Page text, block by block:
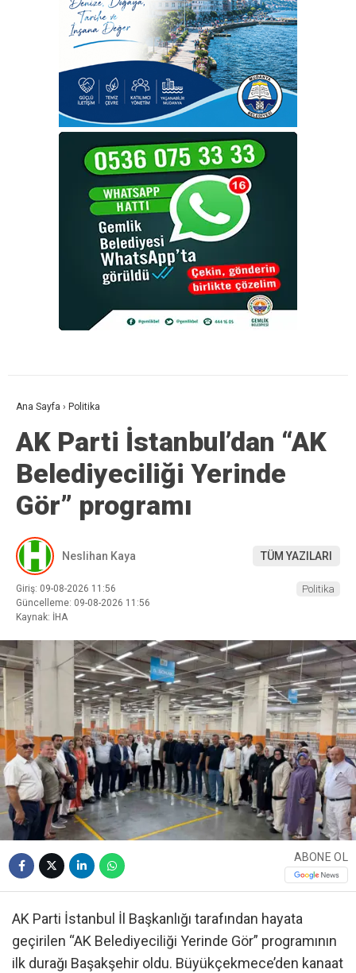
Ana Sayfa › Politika
AK Parti İstanbul’dan “AK
Belediyeciliği Yerinde
Gör” programı
Neslihan Kaya TÜM YAZILARI
Giriş: 09-08-2026 11:56
Güncelleme: 09-08-2026 11:56
Kaynak: İHA
Politika
ABONE OL
AK Parti İstanbul İl Başkanlığı tarafından hayata
geçirilen “AK Belediyeciliği Yerinde Gör” programının
ilk durağı Başakşehir oldu. Büyükçekmece’den kanaat